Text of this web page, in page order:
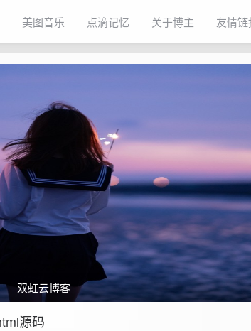
美图音乐 点滴记忆 关于博主 友情链
双虹云博客
源码